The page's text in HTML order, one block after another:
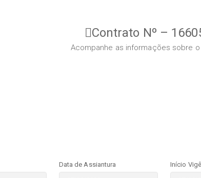
Contrato Nº –
Acompanhe as informações sobre
Data de Assiantura Início